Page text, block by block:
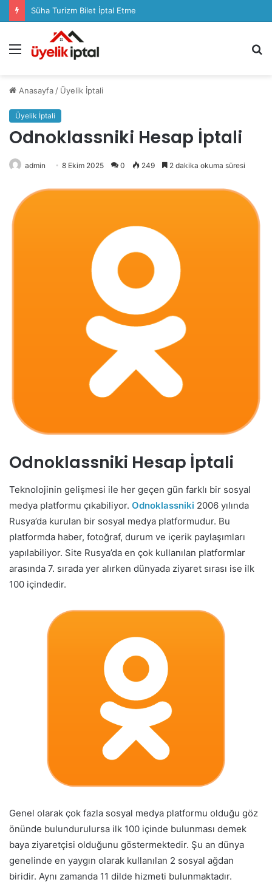
Süha Turizm Bilet İptal Etme
Menü
Anasayfa / Üyelik İptali
Üyelik İptali
Odnoklassniki Hesap İptali
admin 8 Ekim 2025 0 249 2 dakika okuma süresi
Odnoklassniki Hesap İptali
Teknolojinin gelişmesi ile her geçen gün farklı bir sosyal
medya platformu çıkabiliyor. Odnoklassniki 2006 yılında
Rusya’da kurulan bir sosyal medya platformudur. Bu
platformda haber, fotoğraf, durum ve içerik paylaşımları
yapılabiliyor. Site Rusya’da en çok kullanılan platformlar
arasında 7. sırada yer alırken dünyada ziyaret sırası ise ilk
100 içindedir.
Genel olarak çok fazla sosyal medya platformu olduğu göz
önünde bulundurulursa ilk 100 içinde bulunması demek
baya ziyaretçisi olduğunu göstermektedir. Şu an dünya
genelinde en yaygın olarak kullanılan 2 sosyal ağdan
biridir. Aynı zamanda 11 dilde hizmeti bulunmaktadır.